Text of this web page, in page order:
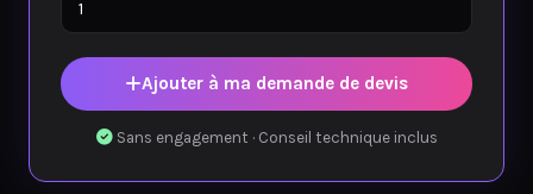
Ajouter à ma demande de devis
Sans engagement · Conseil technique inclus